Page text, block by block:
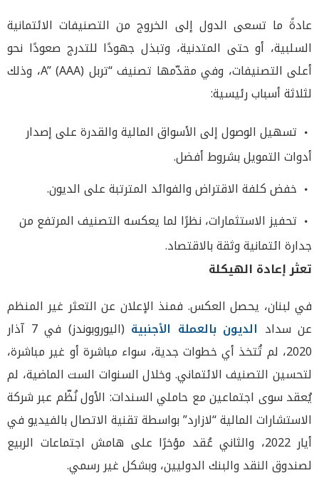
عادةً ما تسعى الدول إلى الخروج من التصنيفات الائتمانية
السلبية، أو حتى المتدنية، وتبذل جهودًا للتدرج صعودًا نحو
أعلى التصنيفات، وفي مقدّمها تصنيف “تربل A” (AAA)، وذلك
لثلاثة أسباب رئيسية:
تسهيل الوصول إلى الأسواق المالية والقدرة على إصدار
أدوات التمويل بشروط أفضل.
خفض كلفة الاقتراض والفوائد المترتبة على الديون.
تحفيز الاستثمارات، نظرًا لما يعكسه التصنيف المرتفع من
جدارة ائتمانية وثقة بالاقتصاد.
تعثر إعادة الهيكلة
في لبنان، يحصل العكس. فمنذ الإعلان عن التعثر غير المنظم
عن سداد الديون بالعملة الأجنبية
(اليوروبوندز) في 7 آذار
2020، لم تُتخذ أي خطوات جدية، سواء مباشرة أو غير مباشرة،
لتحسين التصنيف الائتماني. وخلال السنوات الست الماضية، لم
يُعقد سوى اجتماعين مع حاملي السندات: الأول نُظّم عبر شركة
الاستشارات المالية “لازارد” بواسطة تقنية الاتصال بالفيديو في
أيار 2022، والثاني عُقد مؤخرًا على هامش اجتماعات الربيع
لصندوق النقد والبنك الدوليين، وبشكل غير رسمي.